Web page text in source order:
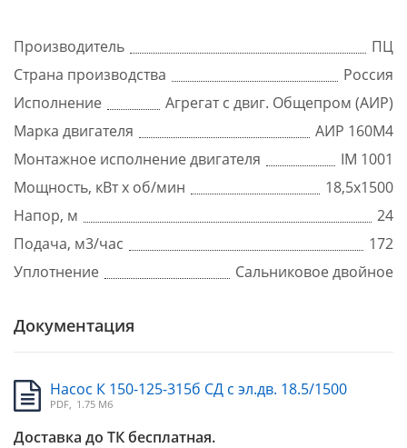
Производитель
ПЦ
Страна производства
Россия
Исполнение
Агрегат с двиг. Общепром (АИР)
Марка двигателя
АИР 160М4
Монтажное исполнение двигателя
IM 1001
Мощность, кВт x об/мин
18,5х1500
Напор, м
24
Подача, м3/час
172
Уплотнение
Сальниковое двойное
Документация
Насос К 150-125-315б СД с эл.дв. 18.5/1500
PDF, 1.75 Мб
Доставка до ТК бесплатная.